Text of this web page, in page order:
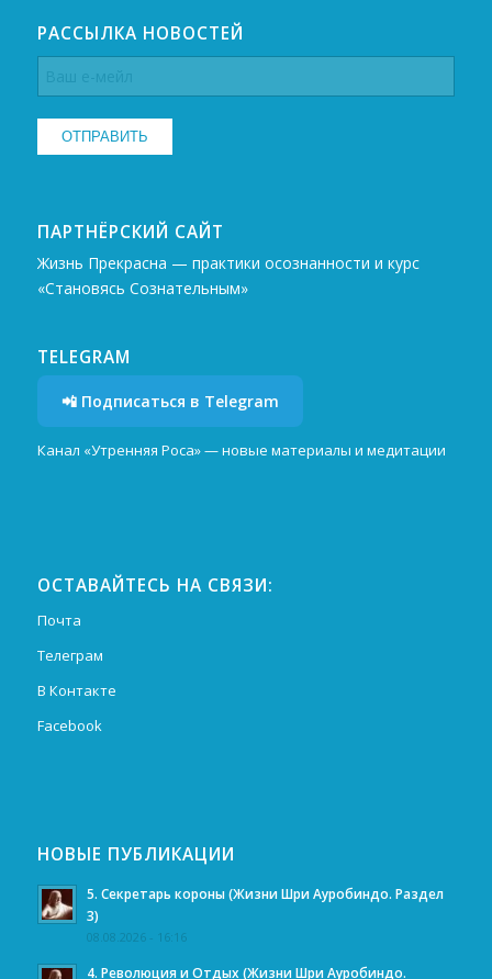
РАССЫЛКА НОВОСТЕЙ
ПАРТНЁРСКИЙ САЙТ
Жизнь Прекрасна — практики осознанности и курс
«Становясь Сознательным»
TELEGRAM
📲 Подписаться в Telegram
Канал «Утренняя Роса» — новые материалы и медитации
ОСТАВАЙТЕСЬ НА СВЯЗИ:
Почта
Телеграм
В Контакте
Facebook
НОВЫЕ ПУБЛИКАЦИИ
5. Секретарь короны (Жизни Шри Ауробиндо. Раздел
3)
08.08.2026 - 16:16
4. Революция и Отдых (Жизни Шри Ауробиндо.